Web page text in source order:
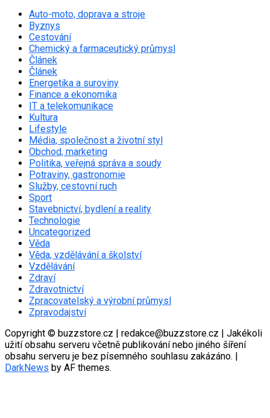
Auto-moto, doprava a stroje
Byznys
Cestování
Chemický a farmaceutický průmysl
Článek
Článek
Energetika a suroviny
Finance a ekonomika
IT a telekomunikace
Kultura
Lifestyle
Média, společnost a životní styl
Obchod, marketing
Politika, veřejná správa a soudy
Potraviny, gastronomie
Služby, cestovní ruch
Sport
Stavebnictví, bydlení a reality
Technologie
Uncategorized
Věda
Věda, vzdělávání a školství
Vzdělávání
Zdraví
Zdravotnictví
Zpracovatelský a výrobní průmysl
Zpravodajství
Copyright © buzzstore.cz | redakce@buzzstore.cz | Jakékoli
užití obsahu serveru včetně publikování nebo jiného šíření
obsahu serveru je bez písemného souhlasu zakázáno. |
DarkNews by AF themes.